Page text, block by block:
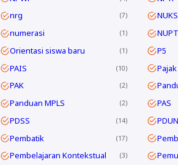
nrg 7 NUKS
numerasi 1
Orientasi siswa baru 1 P5
PAIS 10 Pajak
PAK 2
Panduan MPLS 2 PAS
PDSS 14 PDUN
Pembatik 17
Pembelajaran Kontekstual 3